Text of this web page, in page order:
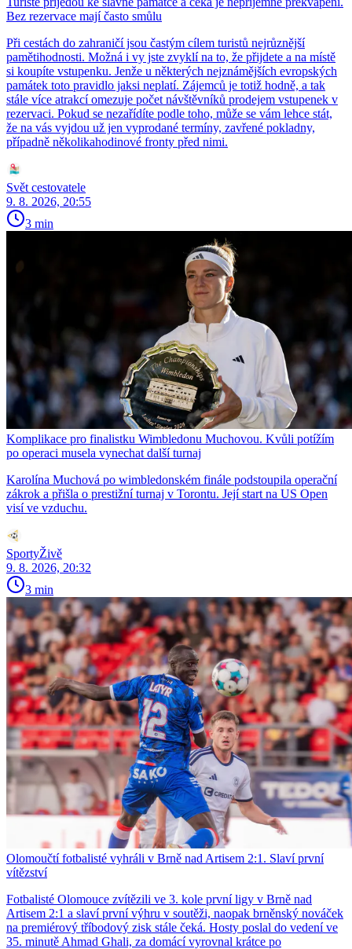
Bez rezervace mají často smůlu
Při cestách do zahraničí jsou častým cílem turistů nejrůznější
pamětihodnosti. Možná i vy jste zvyklí na to, že přijdete a na místě
si koupíte vstupenku. Jenže u některých nejznámějších evropských
památek toto pravidlo jaksi neplatí. Zájemců je totiž hodně, a tak
stále více atrakcí omezuje počet návštěvníků prodejem vstupenek v
rezervaci. Pokud se nezařídíte podle toho, může se vám lehce stát,
že na vás vyjdou už jen vyprodané termíny, zavřené pokladny,
případně několikahodinové fronty před nimi.
Svět cestovatele
9. 8. 2026, 20:55
3 min
Komplikace pro finalistku Wimbledonu Muchovou. Kvůli potížím
po operaci musela vynechat další turnaj
Karolína Muchová po wimbledonském finále podstoupila operační
zákrok a přišla o prestižní turnaj v Torontu. Její start na US Open
visí ve vzduchu.
SportyŽivě
9. 8. 2026, 20:32
3 min
Olomoučtí fotbalisté vyhráli v Brně nad Artisem 2:1. Slaví první
vítězství
Fotbalisté Olomouce zvítězili ve 3. kole první ligy v Brně nad
Artisem 2:1 a slaví první výhru v soutěži, naopak brněnský nováček
na premiérový tříbodový zisk stále čeká. Hosty poslal do vedení ve
35. minutě Ahmad Ghali, za domácí vyrovnal krátce po